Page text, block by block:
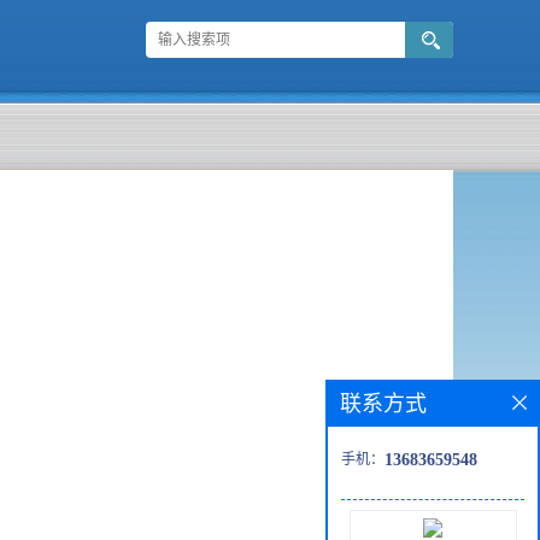
联系方式
手机： 13683659548